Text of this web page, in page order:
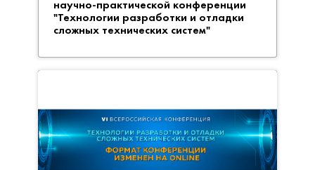
научно-практической конференции
"Технологии разработки и отладки
сложных технических систем"